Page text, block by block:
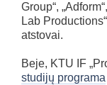
Group“,
Lab
atstovai.
Beje, KTU IF
studijų programa